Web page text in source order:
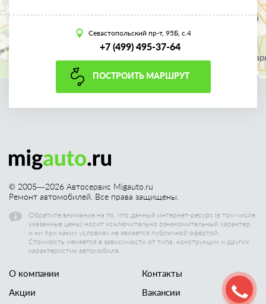
Севастопольский пр-т, 95Б, с.4
+7 (499) 495-37-64
ПОСТРОИТЬ МАРШРУТ
© 2005—2026 Автосервис Migauto.ru
Ремонт автомобилей. Все права защищены.
Обратите внимание на то, что данный интернет-ресурс (в том числе
указанные цены) носит исключительно ознакомительный характер,
и ни при каких условиях не является публичной офертой.
Стоимость меняется в зависимости от типа, конструкции и других
характеристик автомобиля.
О компании
Акции
Контакты
Вакансии